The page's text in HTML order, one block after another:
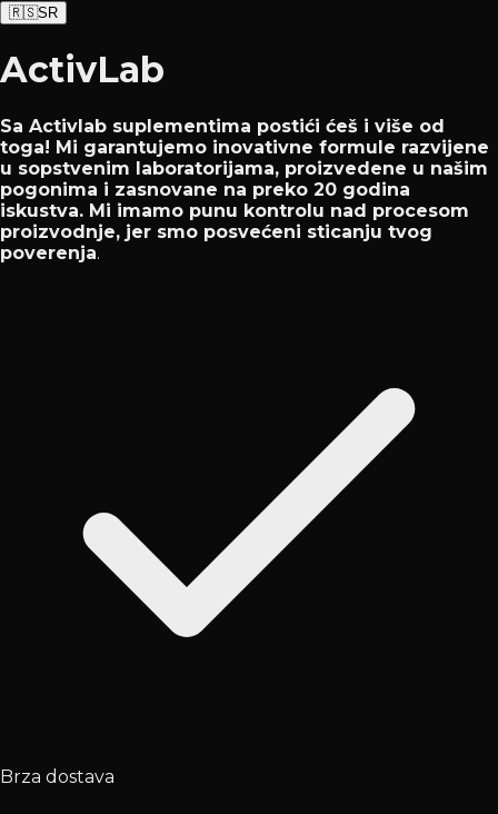
🇷🇸SR
ActivLab
Sa Activlab suplementima postići ćeš i više od
toga! Mi garantujemo inovativne formule razvijene
u sopstvenim laboratorijama, proizvedene u našim
pogonima i zasnovane na preko 20 godina
iskustva. Mi imamo punu kontrolu nad procesom
proizvodnje, jer smo posvećeni sticanju tvog
poverenja.
Brza dostava